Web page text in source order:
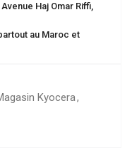
Haj Omar Riffi,
au Maroc et
Kyocera,